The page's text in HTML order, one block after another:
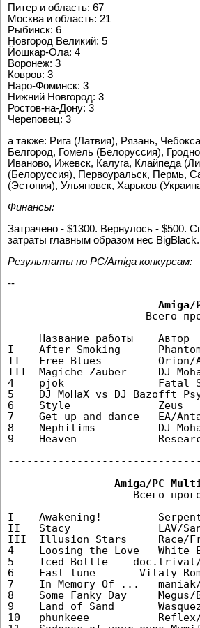
Питер и область: 67
Москва и область: 21
Рыбинск: 6
Новгород Великий: 5
Йошкар-Ола: 4
Воронеж: 3
Ковров: 3
Наро-Фоминск: 3
Нижний Новгород: 3
Ростов-на-Дону: 3
Череповец: 3
а также: Рига (Латвия), Рязань,
Белгород, Гомель (Белоруссия),
Иваново, Ижевск, Калуга, Клайпеда
(Белоруссия), Первоуральск, Пермь,
(Эстония), Ульяновск, Харьков
Финансы:
Затрачено - $1300. Вернулось - $500.
затраты главным образом нес BigBlack.
Результаты по PC/Amiga конкурсам:
--
Всего
Hазвание работы    Автор
I    After Smoking
II   Free Blues
III  Magiche Zauber     DJ
4    pjok               Fatal
5    DJ MoHaX vs DJ
6    Style
7    Get up and dance
8    Nephilims          DJ
9    Heaven
Всего
I    Awakening!
II   Stacy              LAV/
III  Illusion Stars
4    Loosing the Love
5    Iced Bottle    doc.trival/
6    Fast tune       Vitaly
7    In Memory Of ...
8    Some Fanky Day
9    Land of Sand
10   phunkeee